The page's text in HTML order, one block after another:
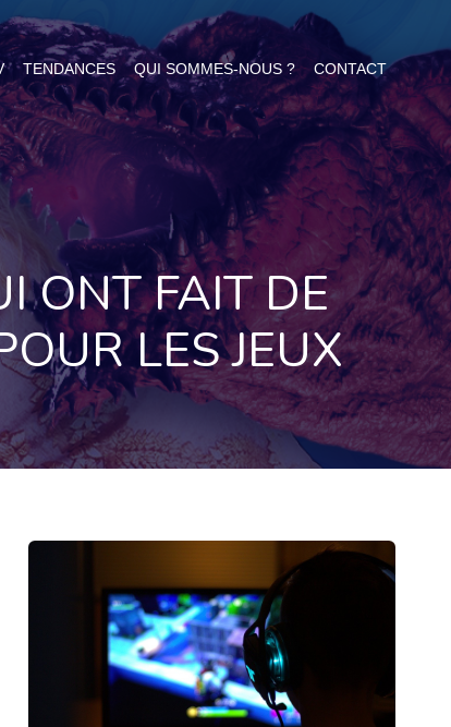
TENDANCES QUI SOMMES-NOUS ? CONTACT
ONT FAIT DE
LES JEUX